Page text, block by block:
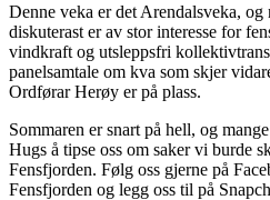
Denne veka er det Arendalsveka, og
diskuterast er av stor interesse for
vindkraft og utsleppsfri
panelsamtale om kva som skjer
Ordførar Herøy er på plass.
Sommaren er snart på hell, og
Hugs å tipse oss om saker vi burde
Fensfjorden. Følg oss gjerne på
Fensfjorden og legg oss til på